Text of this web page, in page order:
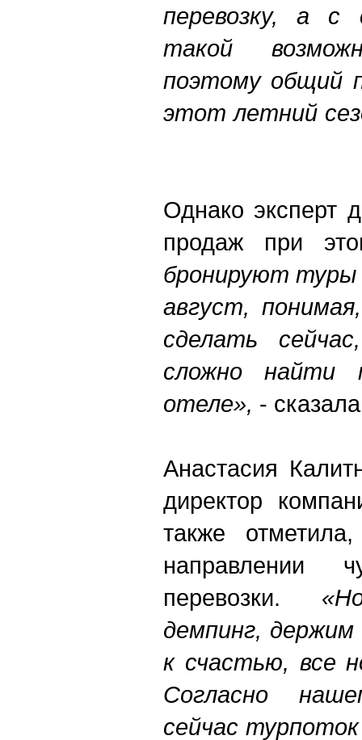
перевозку, а с
такой
поэтому общий
этот летний
Однако эксперт
продаж при
бронируют туры
август,
сделать
сложно найти
отеле», -
Анастасия
директор
также
направлении
перевозки.
демпинг,
к счастью, все
Согласно
сейчас